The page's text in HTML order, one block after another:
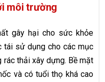
môi trường
gây hại cho sức khỏe
sử dụng cho các mục
rác thải xây dựng. Bề mặt
và có tuổi thọ khá cao